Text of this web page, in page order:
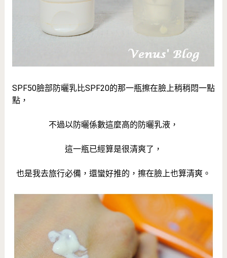
SPF50臉部防曬乳比SPF20的那一瓶擦在臉上稍稍悶一點
點，
不過以防曬係數這麼高的防曬乳液，
這一瓶已經算是很清爽了，
也是我去旅行必備，還蠻好推的，擦在臉上也算清爽。